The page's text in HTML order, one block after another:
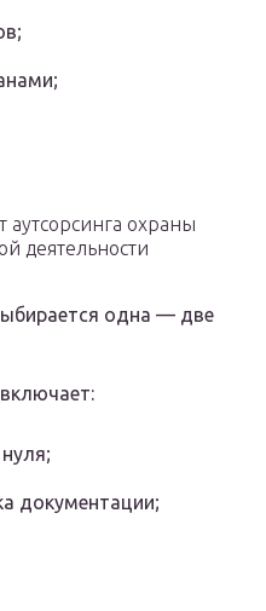
охраны
деятельности
одна — две
документации;